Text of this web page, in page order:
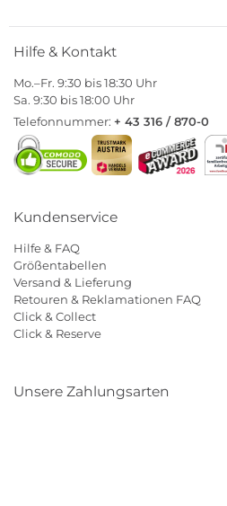
Hilfe & Kontakt
Mo.–Fr. 9:30 bis 18:30 Uhr
Sa. 9:30 bis 18:00 Uhr
Telefonnummer: + 43 316 / 870-0
Kundenservice
Hilfe & FAQ
Größentabellen
Versand & Lieferung
Retouren & Reklamationen FAQ
Click & Collect
Click & Reserve
Unsere Zahlungsarten